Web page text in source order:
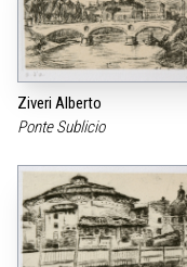
Ziveri Alberto
Ponte Sublicio